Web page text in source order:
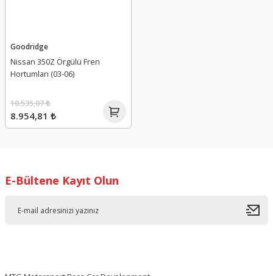
Goodridge
Nissan 350Z Örgülü Fren
Hortumları (03-06)
8.954,81 ₺
10.535,07 ₺
E-Bültene Kayıt Olun